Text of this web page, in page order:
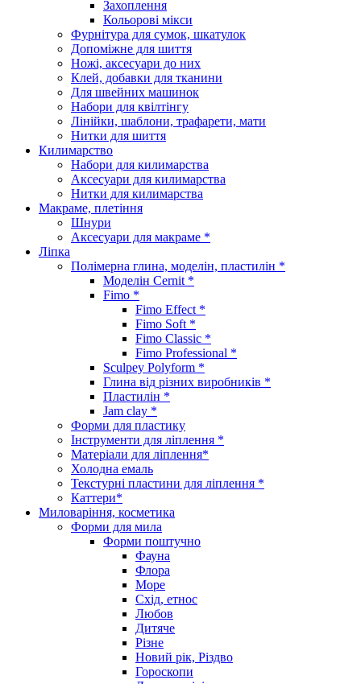
Захоплення
Кольорові мікси
Фурнітура для сумок, шкатулок
Допоміжне для шиття
Ножі, аксесуари до них
Клей, добавки для тканини
Для швейних машинок
Набори для квілтінгу
Лінійки, шаблони, трафарети, мати
Нитки для шиття
Килимарство
Набори для килимарства
Аксесуари для килимарства
Нитки для килимарства
Макраме, плетіння
Шнури
Аксесуари для макраме *
Ліпка
Полімерна глина, моделін, пластилін *
Моделін Cernit *
Fimo *
Fimo Effect *
Fimo Soft *
Fimo Classic *
Fimo Professional *
Sculpey Polyform *
Глина від різних виробників *
Пластилін *
Jam clay *
Форми для пластику
Інструменти для ліплення *
Матеріали для ліплення*
Холодна емаль
Текстурні пластини для ліплення *
Каттери*
Миловаріння, косметика
Форми для мила
Форми поштучно
Фауна
Флора
Море
Схід, етнос
Любов
Дитяче
Різне
Новий рік, Різдво
Гороскопи